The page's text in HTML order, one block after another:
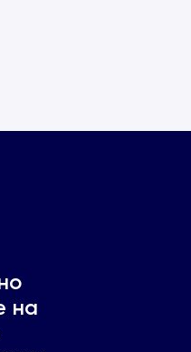
на